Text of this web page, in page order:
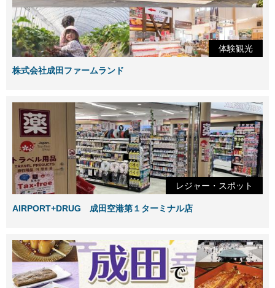
体験観光
株式会社成田ファームランド
レジャー・スポット
AIRPORT+DRUG 成田空港第１ターミナル店